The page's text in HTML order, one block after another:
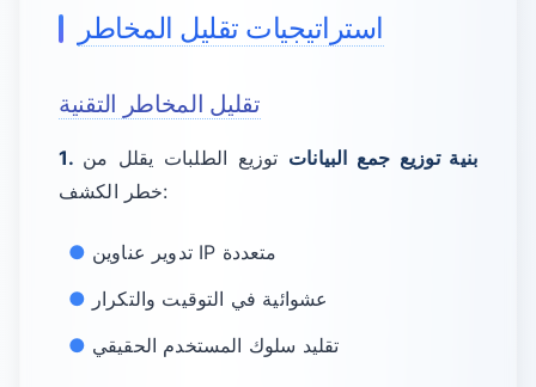
استراتيجيات تقليل المخاطر
تقليل المخاطر التقنية
1. بنية توزيع جمع البيانات توزيع الطلبات يقلل من
خطر الكشف:
تدوير عناوين IP متعددة
عشوائية في التوقيت والتكرار
تقليد سلوك المستخدم الحقيقي